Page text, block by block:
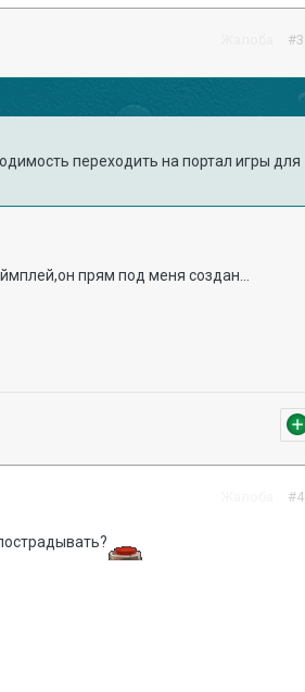
#3
переходить на портал игры для
прям под меня создан...
#4